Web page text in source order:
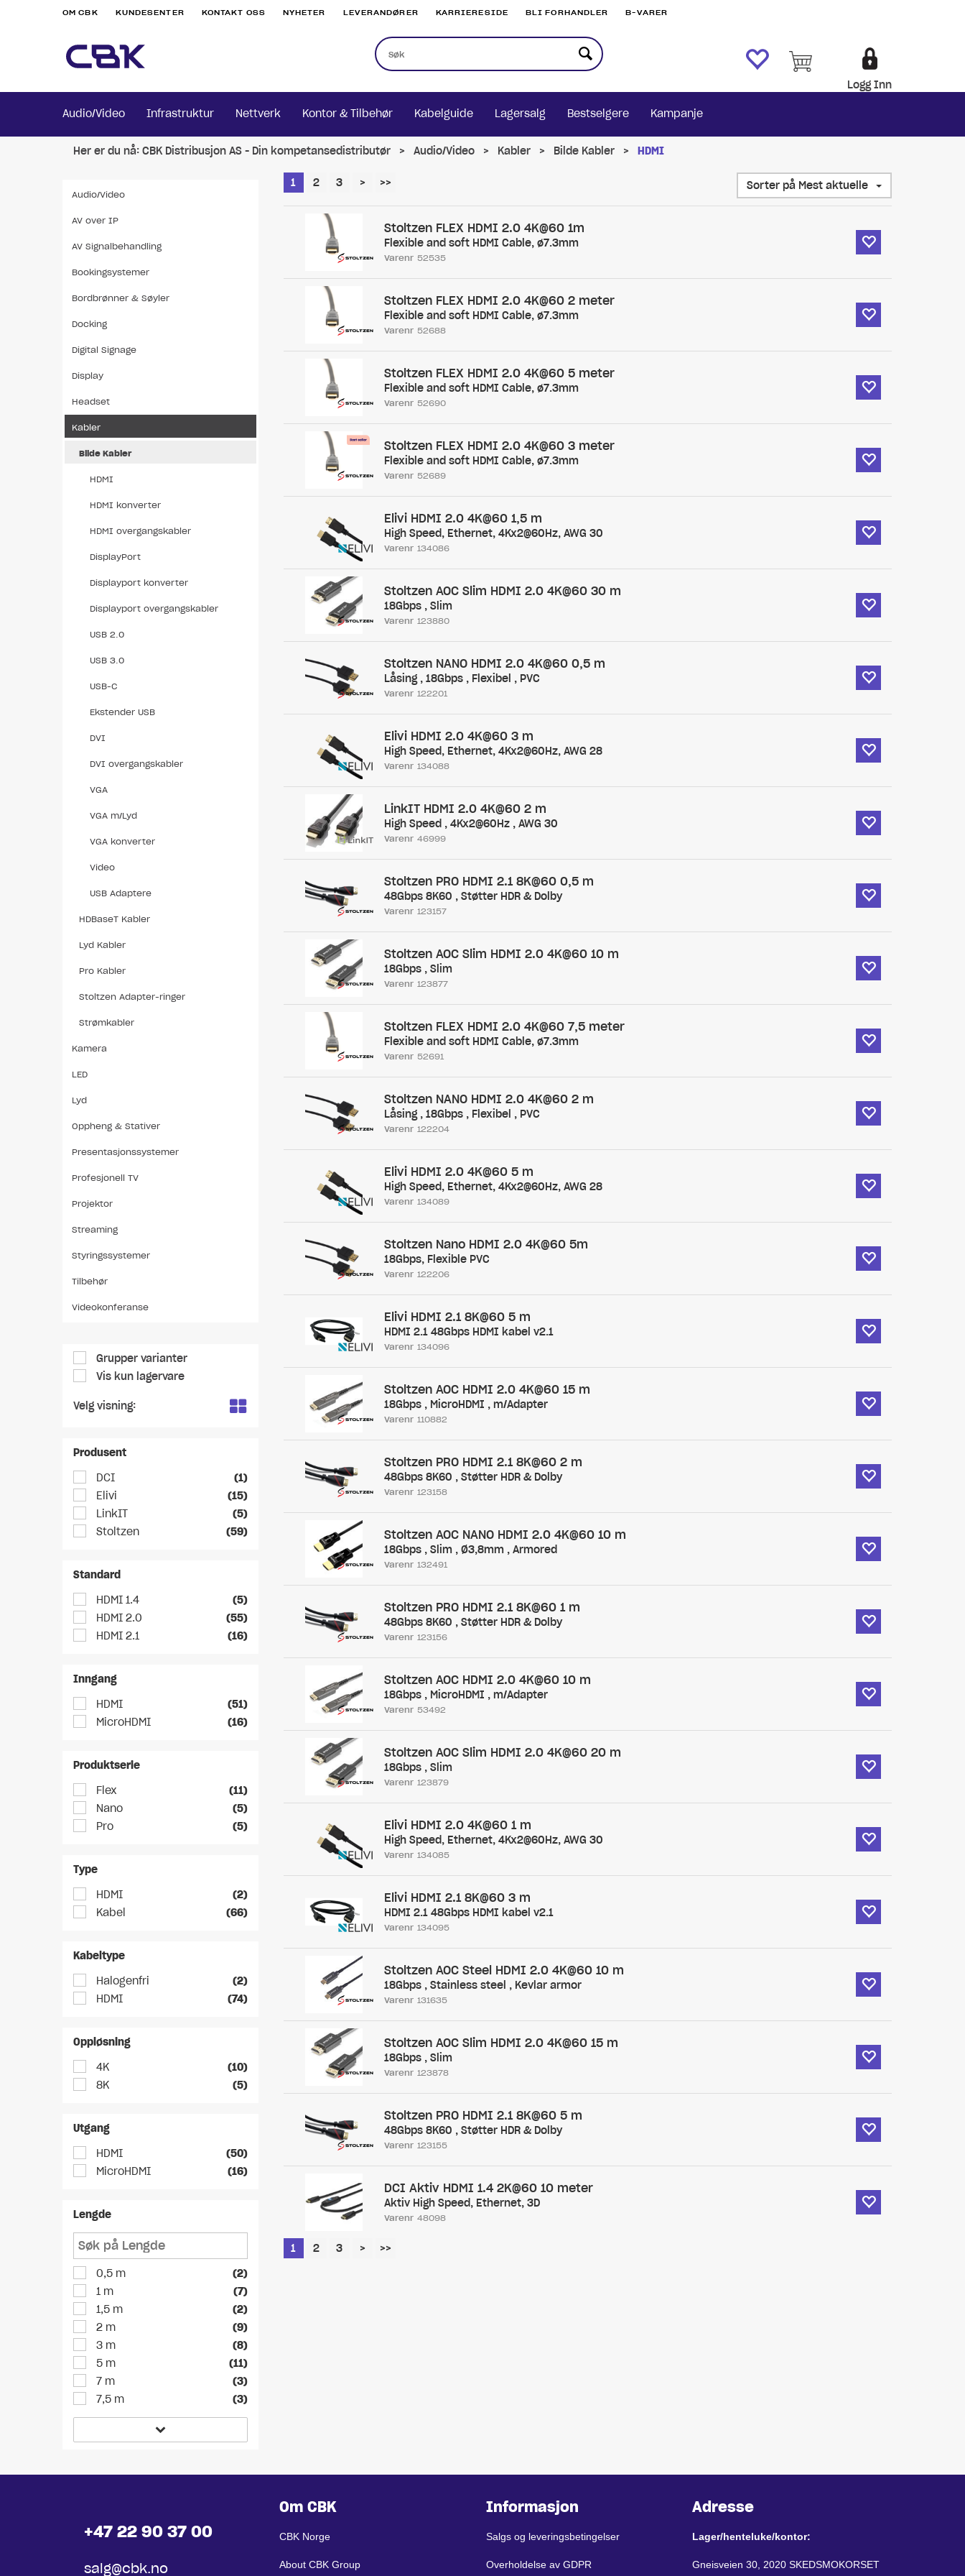
OM CBK KUNDESENTER KONTAKT OSS NYHETER LEVERANDØRER KARRIERESIDE BLI FORHANDLER B-VARER
Logg Inn
Audio/Video Infrastruktur Nettverk Kontor & Tilbehør Kabelguide Lagersalg Bestselgere Kampanje
Her er du nå: CBK Distribusjon AS - Din kompetansedistributør > Audio/Video > Kabler > Bilde Kabler > HDMI
Grupper varianter
Vis kun lagervare
Velg visning:
Produsent
DCI
(1)
Elivi
(15)
LinkIT
(5)
Stoltzen
(59)
Standard
HDMI 1.4
(5)
HDMI 2.0
(55)
HDMI 2.1
(16)
Inngang
HDMI
(51)
MicroHDMI
(16)
Produktserie
Flex
(11)
Nano
(5)
Pro
(5)
Type
HDMI
(2)
Kabel
(66)
Kabeltype
Halogenfri
(2)
HDMI
(74)
Oppløsning
4K
(10)
8K
(5)
Utgang
HDMI
(50)
MicroHDMI
(16)
Lengde
0,5 m
(2)
1 m
(7)
1,5 m
(2)
2 m
(9)
3 m
(8)
5 m
(11)
7 m
(3)
7,5 m
(3)
Audio/Video
AV over IP
AV Signalbehandling
Bookingsystemer
Bordbrønner & Søyler
Docking
Digital Signage
Display
Headset
Kabler
Bilde Kabler
HDMI
HDMI konverter
HDMI overgangskabler
DisplayPort
Displayport konverter
Displayport overgangskabler
USB 2.0
USB 3.0
USB-C
Ekstender USB
DVI
DVI overgangskabler
VGA
VGA m/Lyd
VGA konverter
Video
USB Adaptere
HDBaseT Kabler
Lyd Kabler
Pro Kabler
Stoltzen Adapter-ringer
Strømkabler
Kamera
LED
Lyd
Oppheng & Stativer
Presentasjonssystemer
Profesjonell TV
Projektor
Streaming
Styringssystemer
Tilbehør
Videokonferanse
Sorter på Mest aktuelle
1 2 3 > >>
Stoltzen FLEX HDMI 2.0 4K@60 1m
Flexible and soft HDMI Cable, ø7.3mm
Varenr 52535
Stoltzen FLEX HDMI 2.0 4K@60 2 meter
Flexible and soft HDMI Cable, ø7.3mm
Varenr 52688
Stoltzen FLEX HDMI 2.0 4K@60 5 meter
Flexible and soft HDMI Cable, ø7.3mm
Varenr 52690
Stoltzen FLEX HDMI 2.0 4K@60 3 meter
Flexible and soft HDMI Cable, ø7.3mm
Varenr 52689
Elivi HDMI 2.0 4K@60 1,5 m
High Speed, Ethernet, 4Kx2@60Hz, AWG 30
Varenr 134086
Stoltzen AOC Slim HDMI 2.0 4K@60 30 m
18Gbps , Slim
Varenr 123880
Stoltzen NANO HDMI 2.0 4K@60 0,5 m
Låsing , 18Gbps , Flexibel , PVC
Varenr 122201
Elivi HDMI 2.0 4K@60 3 m
High Speed, Ethernet, 4Kx2@60Hz, AWG 28
Varenr 134088
LinkIT HDMI 2.0 4K@60 2 m
High Speed , 4Kx2@60Hz , AWG 30
Varenr 46999
Stoltzen PRO HDMI 2.1 8K@60 0,5 m
48Gbps 8K60 , Støtter HDR & Dolby
Varenr 123157
Stoltzen AOC Slim HDMI 2.0 4K@60 10 m
18Gbps , Slim
Varenr 123877
Stoltzen FLEX HDMI 2.0 4K@60 7,5 meter
Flexible and soft HDMI Cable, ø7.3mm
Varenr 52691
Stoltzen NANO HDMI 2.0 4K@60 2 m
Låsing , 18Gbps , Flexibel , PVC
Varenr 122204
Elivi HDMI 2.0 4K@60 5 m
High Speed, Ethernet, 4Kx2@60Hz, AWG 28
Varenr 134089
Stoltzen Nano HDMI 2.0 4K@60 5m
18Gbps, Flexible PVC
Varenr 122206
Elivi HDMI 2.1 8K@60 5 m
HDMI 2.1 48Gbps HDMI kabel v2.1
Varenr 134096
Stoltzen AOC HDMI 2.0 4K@60 15 m
18Gbps , MicroHDMI , m/Adapter
Varenr 110882
Stoltzen PRO HDMI 2.1 8K@60 2 m
48Gbps 8K60 , Støtter HDR & Dolby
Varenr 123158
Stoltzen AOC NANO HDMI 2.0 4K@60 10 m
18Gbps , Slim , Ø3,8mm , Armored
Varenr 132491
Stoltzen PRO HDMI 2.1 8K@60 1 m
48Gbps 8K60 , Støtter HDR & Dolby
Varenr 123156
Stoltzen AOC HDMI 2.0 4K@60 10 m
18Gbps , MicroHDMI , m/Adapter
Varenr 53492
Stoltzen AOC Slim HDMI 2.0 4K@60 20 m
18Gbps , Slim
Varenr 123879
Elivi HDMI 2.0 4K@60 1 m
High Speed, Ethernet, 4Kx2@60Hz, AWG 30
Varenr 134085
Elivi HDMI 2.1 8K@60 3 m
HDMI 2.1 48Gbps HDMI kabel v2.1
Varenr 134095
Stoltzen AOC Steel HDMI 2.0 4K@60 10 m
18Gbps , Stainless steel , Kevlar armor
Varenr 131635
Stoltzen AOC Slim HDMI 2.0 4K@60 15 m
18Gbps , Slim
Varenr 123878
Stoltzen PRO HDMI 2.1 8K@60 5 m
48Gbps 8K60 , Støtter HDR & Dolby
Varenr 123155
DCI Aktiv HDMI 1.4 2K@60 10 meter
Aktiv High Speed, Ethernet, 3D
Varenr 48098
1 2 3 > >>
+47 22 90 37 00
salg@cbk.no
Om CBK
CBK Norge
About CBK Group
Informasjon
Salgs og leveringsbetingelser
Overholdelse av GDPR
Adresse
Lager/henteluke/kontor:
Gneisveien 30, 2020 SKEDSMOKORSET